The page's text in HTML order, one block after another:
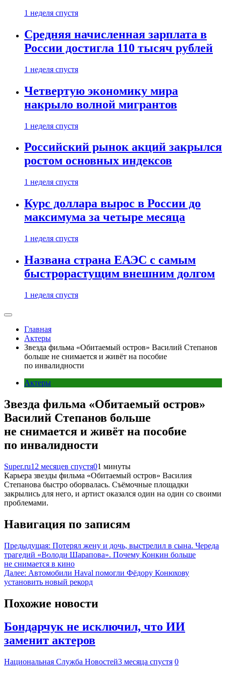
1 неделя спустя
Средняя начисленная зарплата в
России достигла 110 тысяч рублей
1 неделя спустя
Четвертую экономику мира
накрыло волной мигрантов
1 неделя спустя
Российский рынок акций закрылся
ростом основных индексов
1 неделя спустя
Курс доллара вырос в России до
максимума за четыре месяца
1 неделя спустя
Названа страна ЕАЭС с самым
быстрорастущим внешним долгом
1 неделя спустя
Главная
Актеры
Звезда фильма «Обитаемый остров» Василий Степанов
больше не снимается и живёт на пособие
по инвалидности
Актеры
Звезда фильма «Обитаемый остров»
Василий Степанов больше
не снимается и живёт на пособие
по инвалидности
Super.ru12 месяцев спустя01 минуты
Карьера звезды фильма «Обитаемый остров» Василия
Степанова быстро оборвалась. Съёмочные площадки
закрылись для него, и артист оказался один на один со своими
проблемами.
Навигация по записям
Предыдущая: Потерял жену и дочь, выстрелил в сына. Череда
трагедий «Володи Шарапова». Почему Конкин больше
не снимается в кино
Далее: Автомобили Haval помогли Фёдору Конюхову
установить новый рекорд
Похожие новости
Бондарчук не исключил, что ИИ
заменит актеров
Национальная Служба Новостей3 месяца спустя 0